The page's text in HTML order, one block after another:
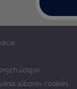
údajov
súborov cookies